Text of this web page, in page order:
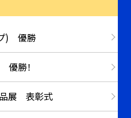
プ) 優勝
優勝！
品展 表彰式